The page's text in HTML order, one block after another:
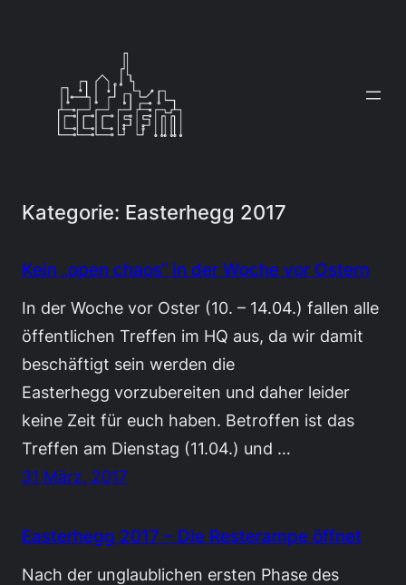
Kategorie: Easterhegg 2017
Kein „open chaos“ in der Woche vor Ostern
In der Woche vor Oster (10. – 14.04.) fallen alle
öffentlichen Treffen im HQ aus, da wir damit
beschäftigt sein werden die
Easterhegg vorzubereiten und daher leider
keine Zeit für euch haben. Betroffen ist das
Treffen am Dienstag (11.04.) und …
31 März, 2017
Easterhegg 2017 – Die Resterampe öffnet
Nach der unglaublichen ersten Phase des